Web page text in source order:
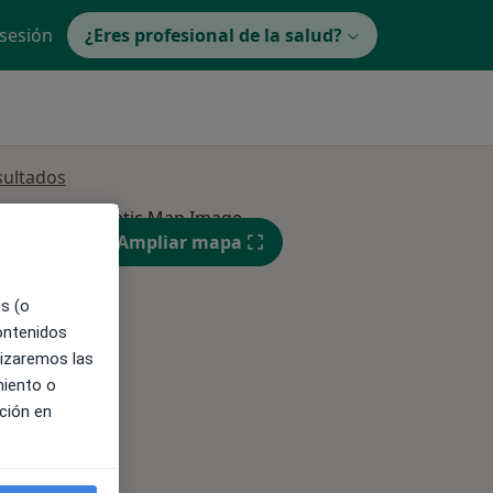
¿Eres profesional de la salud?
Ampliar mapa
(o
las
o
en